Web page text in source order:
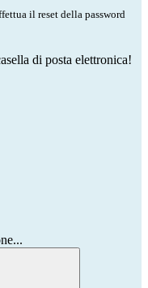
il reset della password
di posta elettronica!